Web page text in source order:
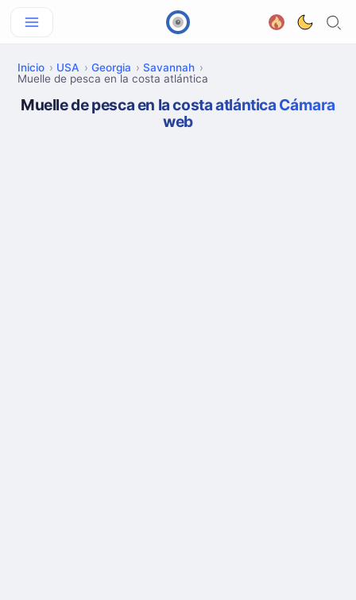
Inicio USA Georgia
Savannah
Muelle de pesca en la costa atlántica
Muelle de pesca en la costa atlántica Cámara
web